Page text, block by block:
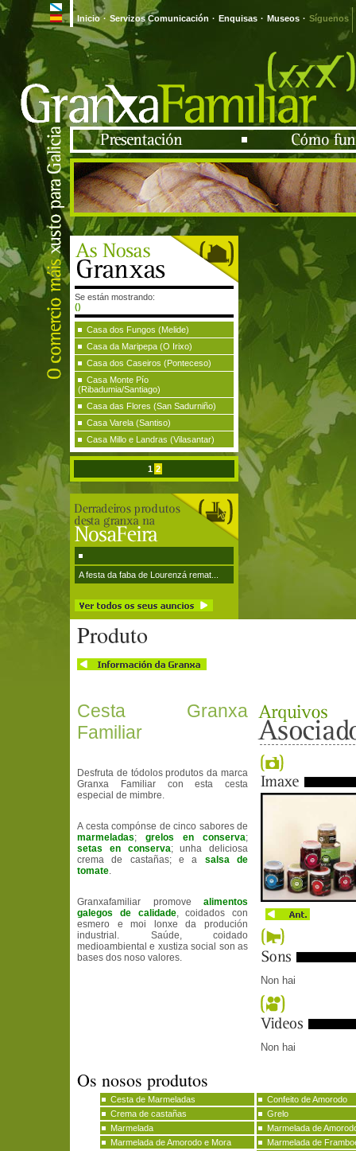
Inicio · Servizos Comunicación · Enquisas · Museos · Síguenos
Se están mostrando:
()
Casa dos Fungos (Melide)
Casa da Maripepa (O Irixo)
Casa dos Caseiros (Ponteceso)
Casa Monte Pío
(Ribadumia/Santiago)
Casa das Flores (San Sadurniño)
Casa Varela (Santiso)
Casa Millo e Landras (Vilasantar)
1 2
A festa da faba de Lourenzá remat...
Produto
Non hai
Non hai
Cesta Granxa
Familiar
Desfruta de tódolos produtos da marca
Granxa Familiar con esta cesta
especial de mimbre.
A cesta compónse de cinco sabores de
marmeladas; grelos en conserva;
setas en conserva; unha deliciosa
crema de castañas; e a salsa de
tomate.
Granxafamiliar promove alimentos
galegos de calidade, coidados con
esmero e moi lonxe da produción
industrial. Saúde, coidado
medioambiental e xustiza social son as
bases dos noso valores.
Os nosos produtos
Cesta de Marmeladas
Confeito de Amorodo
Crema de castañas
Grelo
Marmelada
Marmelada de
Marmelada de Amorodo e Mora
Marmelada de